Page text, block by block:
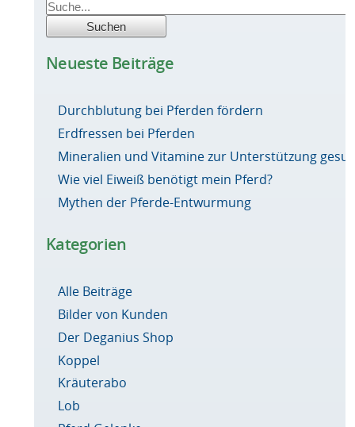
Neueste Beiträge
Durchblutung bei Pferden fördern
Erdfressen bei Pferden
Mineralien und Vitamine zur Unterstützung
Wie viel Eiweiß benötigt mein Pferd?
Mythen der Pferde-Entwurmung
Kategorien
Alle Beiträge
Bilder von Kunden
Der Deganius Shop
Koppel
Kräuterabo
Lob